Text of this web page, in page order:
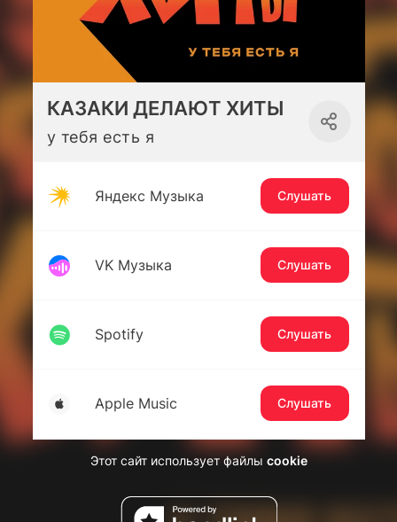
КАЗАКИ ДЕЛАЮТ ХИТЫ
у тебя есть я
Яндекс Музыка Слушать
VK Музыка Слушать
Spotify Слушать
Apple Music Слушать
Этот сайт использует файлы cookie